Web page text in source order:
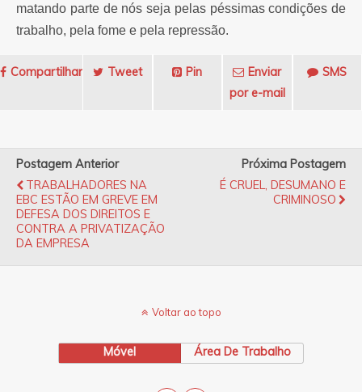
matando parte de nós seja pelas péssimas condições de
trabalho, pela fome e pela repressão.
Compartilhar Tweet Pin
Enviar
por e-mail
SMS
Postagem Anterior
TRABALHADORES NA
EBC ESTÃO EM GREVE EM
DEFESA DOS DIREITOS E
CONTRA A PRIVATIZAÇÃO
DA EMPRESA
Próxima Postagem
É CRUEL, DESUMANO E
CRIMINOSO
Voltar ao topo
Móvel Área De Trabalho